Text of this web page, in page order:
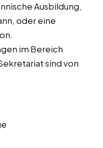
Ausbildung,
oder eine
im Bereich
sind von